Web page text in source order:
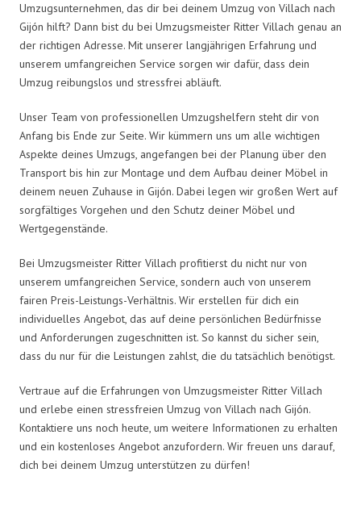
Umzugsunternehmen, das dir bei deinem Umzug von Villach nach
Gijón hilft? Dann bist du bei Umzugsmeister Ritter Villach genau an
der richtigen Adresse. Mit unserer langjährigen Erfahrung und
unserem umfangreichen Service sorgen wir dafür, dass dein
Umzug reibungslos und stressfrei abläuft.
Unser Team von professionellen Umzugshelfern steht dir von
Anfang bis Ende zur Seite. Wir kümmern uns um alle wichtigen
Aspekte deines Umzugs, angefangen bei der Planung über den
Transport bis hin zur Montage und dem Aufbau deiner Möbel in
deinem neuen Zuhause in Gijón. Dabei legen wir großen Wert auf
sorgfältiges Vorgehen und den Schutz deiner Möbel und
Wertgegenstände.
Bei Umzugsmeister Ritter Villach profitierst du nicht nur von
unserem umfangreichen Service, sondern auch von unserem
fairen Preis-Leistungs-Verhältnis. Wir erstellen für dich ein
individuelles Angebot, das auf deine persönlichen Bedürfnisse
und Anforderungen zugeschnitten ist. So kannst du sicher sein,
dass du nur für die Leistungen zahlst, die du tatsächlich benötigst.
Vertraue auf die Erfahrungen von Umzugsmeister Ritter Villach
und erlebe einen stressfreien Umzug von Villach nach Gijón.
Kontaktiere uns noch heute, um weitere Informationen zu erhalten
und ein kostenloses Angebot anzufordern. Wir freuen uns darauf,
dich bei deinem Umzug unterstützen zu dürfen!